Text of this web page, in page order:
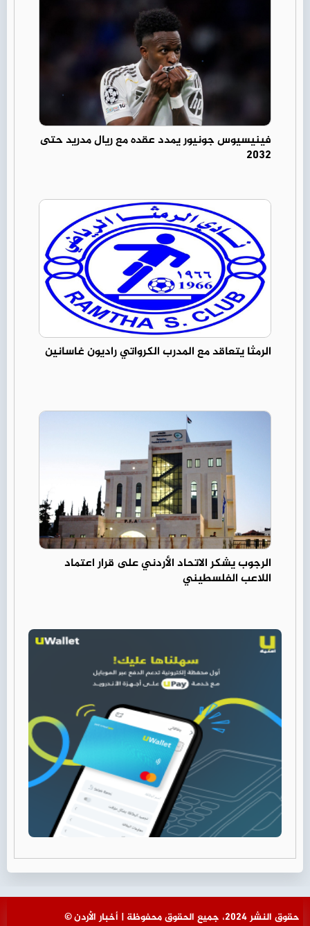
فينيسيوس جونيور يمدد عقده مع ريال مدريد حتى
2032
الرمثا يتعاقد مع المدرب الكرواتي راديون غاسانين
الرجوب يشكر الاتحاد الأردني على قرار اعتماد
اللاعب الفلسطيني
© حقوق النشر 2024، جميع الحقوق محفوظة | أخبار الأردن